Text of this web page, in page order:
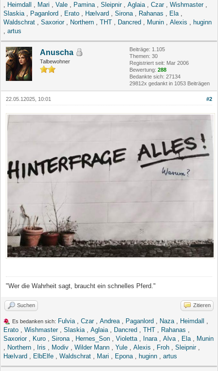
Heimdall Mari Vale Pamina Sleipnir, Aglaia Czar, Wishmaster,
Slaskia
Paganlord Erato Hælvard Sirona Rahanas Ela
Waldschrat
Saxorior, Northern THT Dancred Munin Alexis
huginn
artus
Anuscha
Talbewohner
Beiträge: 1.105
Themen: 30
Registriert seit: Mar 2006
Bewertung: 288
Bedankte sich: 27134
29812x gedankt in 1053 Beiträgen
#2
22.05.12025, 10:01
"Wer die Wahrheit sagt, braucht ein schnelles Pferd."
Suchen Zitieren
Es bedanken sich: Fulvia, Czar, Andrea, Paganlord , Naza, Heimdall
,
Erato , Wishmaster, Slaskia, Aglaia, Dancred , THT , Rahanas ,
Saxorior, Kuro , Sirona, Hernes_Son , Violetta, Inara, Alva, Ela, Munin
, Northern , Iris , Modiv , Wilder Mann , Yule , Alexis , Froh , Sleipnir,
Hælvard , ElbElfe , Waldschrat , Mari , Epona, huginn , artus